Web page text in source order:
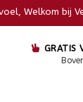
Welkom bij
GRATIS